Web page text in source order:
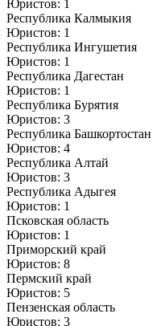
Юристов: 1
Республика Калмыкия
Юристов: 1
Республика Ингушетия
Юристов: 1
Республика Дагестан
Юристов: 1
Республика Бурятия
Юристов: 3
Республика Башкортостан
Юристов: 4
Республика Алтай
Юристов: 3
Республика Адыгея
Юристов: 1
Псковская область
Юристов: 1
Приморский край
Юристов: 8
Пермский край
Юристов: 5
Пензенская область
Юристов: 3